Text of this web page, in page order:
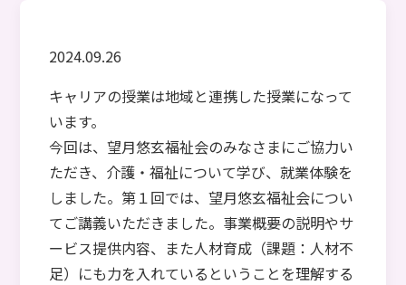
2024.09.26
キャリアの授業は地域と連携した授業になって
います。
今回は、望月悠玄福祉会のみなさまにご協力い
ただき、介護・福祉について学び、就業体験を
しました。第１回では、望月悠玄福祉会につい
てご講義いただきました。事業概要の説明やサ
ービス提供内容、また人材育成（課題：人材不
足）にも力を入れているということを理解する